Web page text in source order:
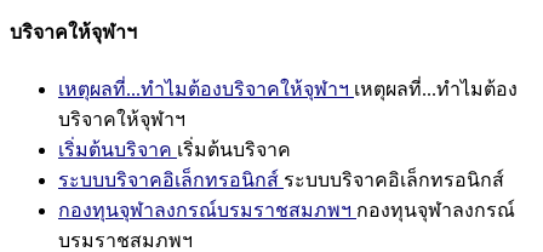
บริจาคให้จุฬาฯ
เหตุผลที่...ทำไมต้องบริจาคให้จุฬาฯ เหตุผลที่...ทำไมต้อง
บริจาคให้จุฬาฯ
เริ่มต้นบริจาค เริ่มต้นบริจาค
ระบบบริจาคอิเล็กทรอนิกส์ ระบบบริจาคอิเล็กทรอนิกส์
กองทุนจุฬาลงกรณ์บรมราชสมภพฯ กองทุนจุฬาลงกรณ์
บรมราชสมภพฯ